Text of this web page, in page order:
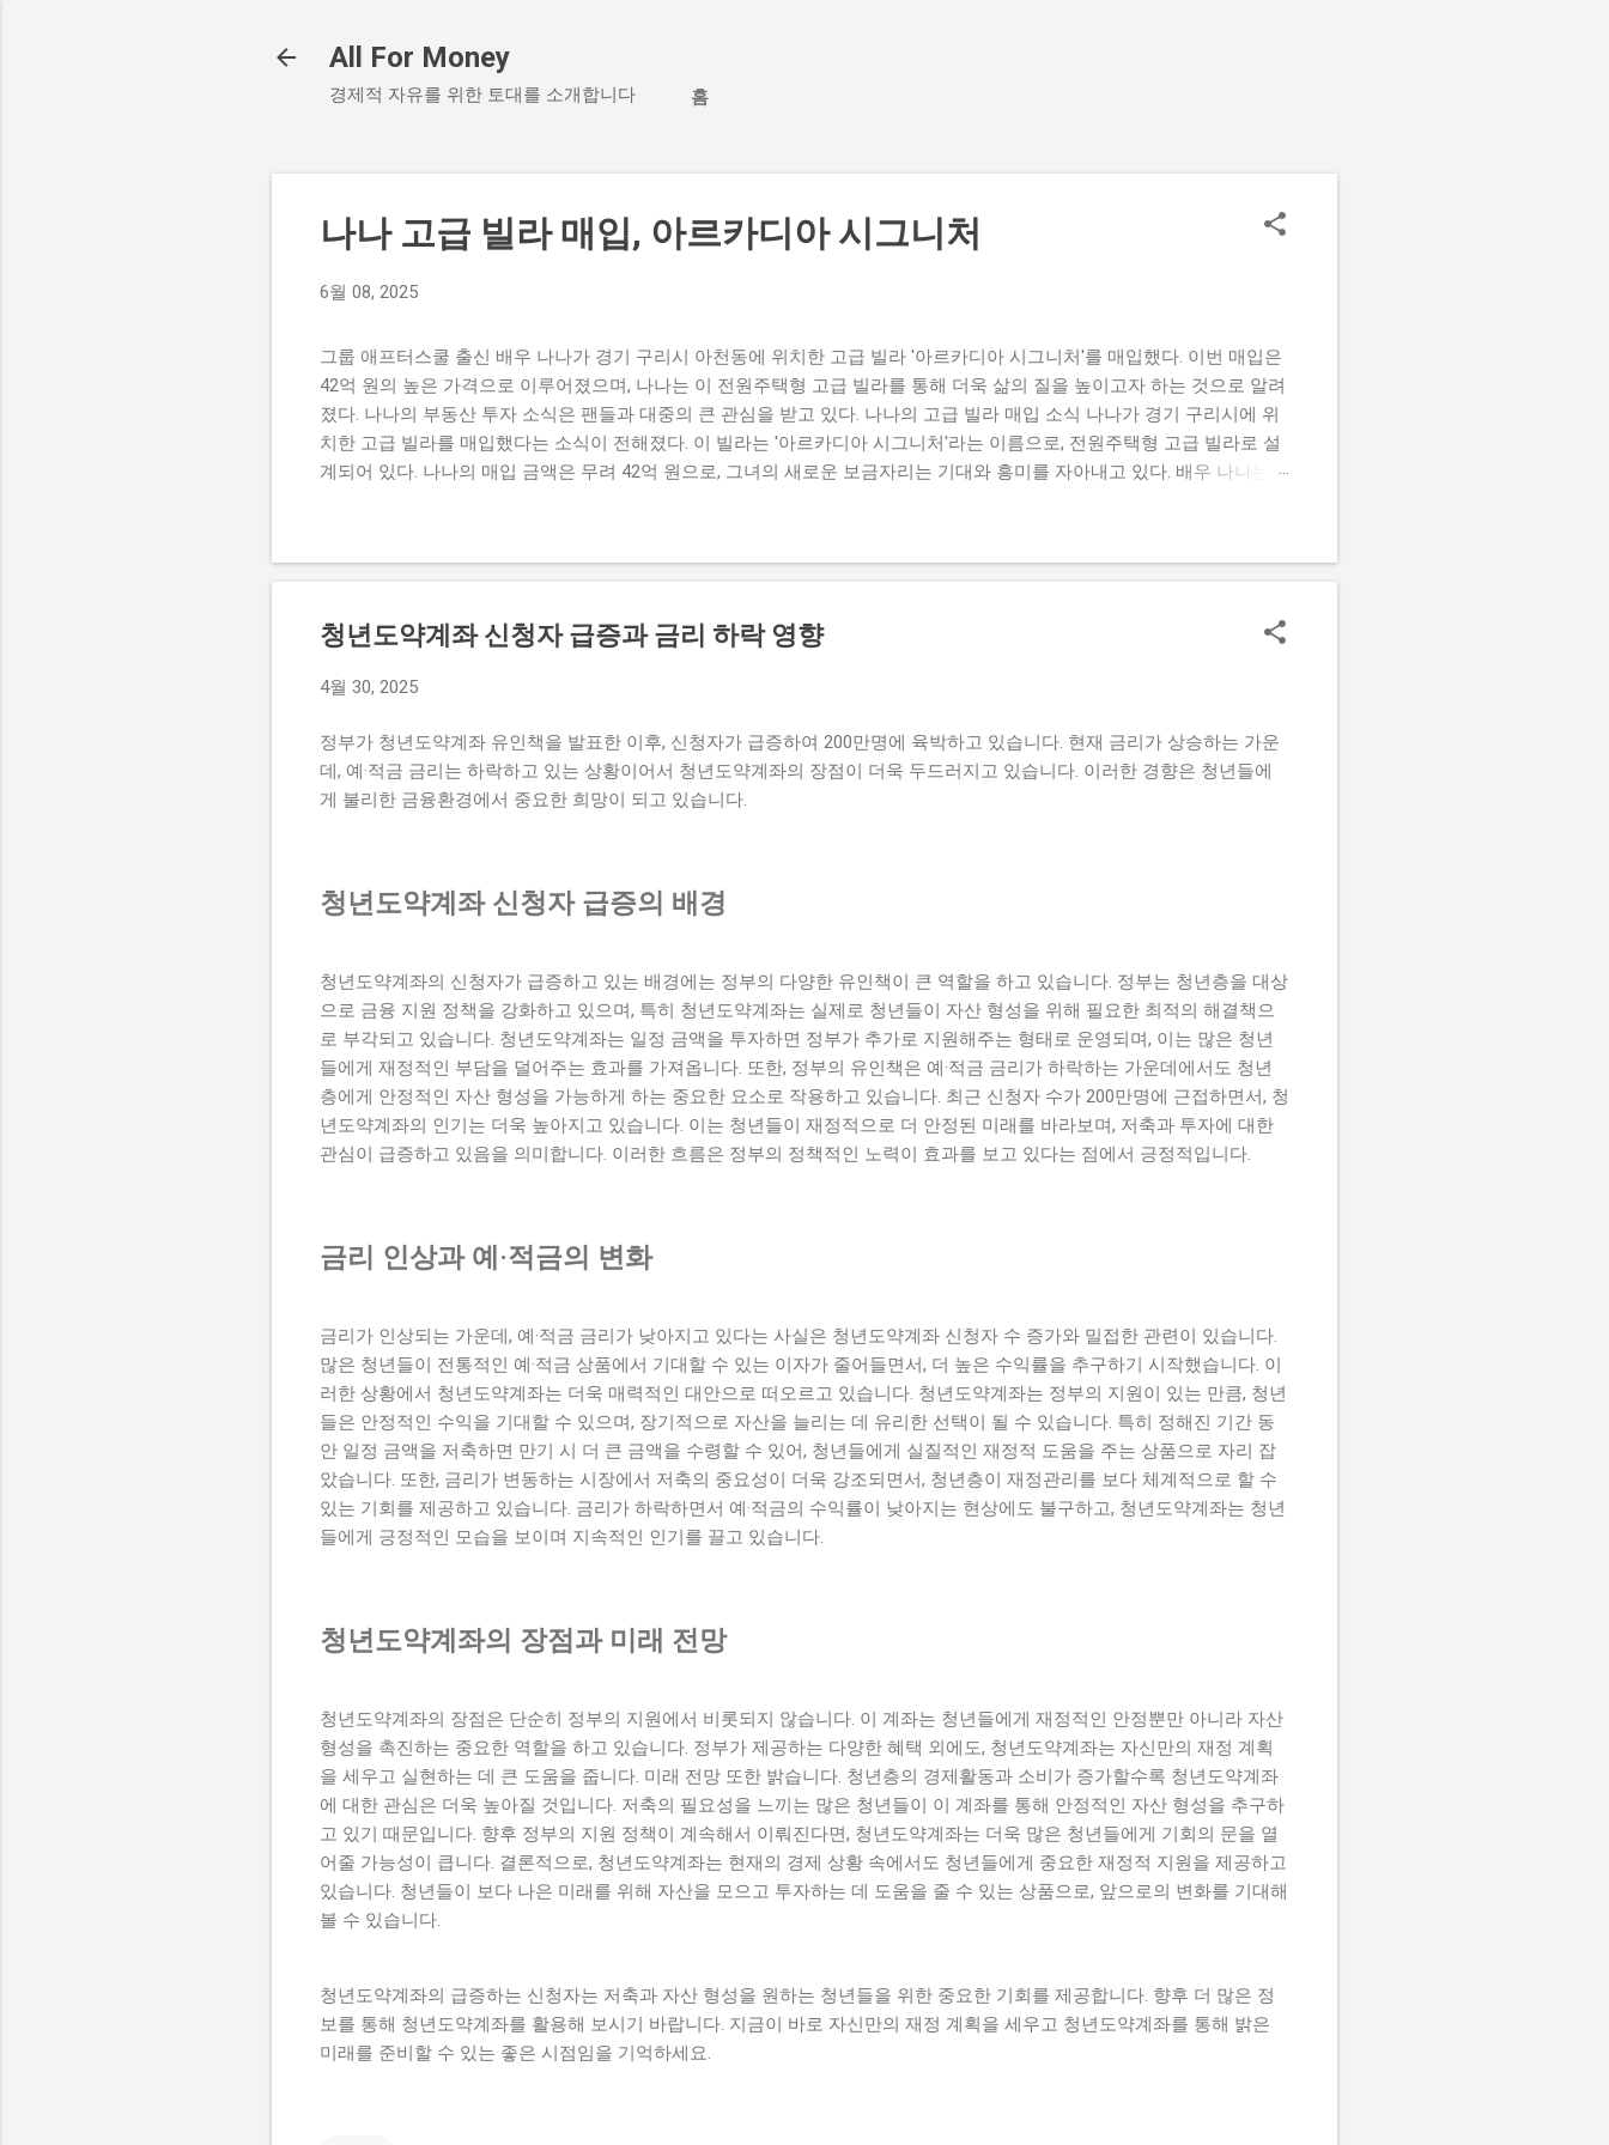
All For Money
경제적 자유를 위한 토대를 소개합니다 홈
나나 고급 빌라 매입, 아르카디아 시그니처
6월 08, 2025
그룹 애프터스쿨 출신 배우 나나가 경기 구리시 아천동에 위치한 고급 빌라 '아르카디아 시그니처'를 매입했다. 이번 매입은
42억 원의 높은 가격으로 이루어졌으며, 나나는 이 전원주택형 고급 빌라를 통해 더욱 삶의 질을 높이고자 하는 것으로 알려
졌다. 나나의 부동산 투자 소식은 팬들과 대중의 큰 관심을 받고 있다. 나나의 고급 빌라 매입 소식 나나가 경기 구리시에 위
치한 고급 빌라를 매입했다는 소식이 전해졌다. 이 빌라는 '아르카디아 시그니처'라는 이름으로, 전원주택형 고급 빌라로 설
계되어 있다. 나나의 매입 금액은 무려 42억 원으로, 그녀의 새로운 보금자리는 기대와 흥미를 자아내고 있다. 배우 나나는
상태에 대한 궁금증을 불러일으키기도 했다. 한편, 나나는 고급 빌라를 매입하면서 앞으로의 계획에 대한 이야기도 전했다.
그녀는 이를 통해 안정된 생활 환경을 원하는 만큼 스스로의 삶을 더욱 풍요롭게 만드는데 중점을 두고 있다고 전했다. 앞으
로 그녀가 어떤 방식으로 고급 빌라에서의 새 삶을 꾸려나갈지 많은 이들이 주목하고 있다. 아르카디아 시그니처의 매력 '아
르카디아 시그니처'는 경기 구리시에 위치한 전원주택형 고급 빌라로, 자연과 조화를 이루는 아름다운 환경 속에 자리잡고
력을 높이고 있다. 특히, 이 빌라는 넓은 공간과 개인적인 프라이버시를 중요시하는 모든 요소를 갖추고 있다. 나나가 선택한
아르카디아 시그니처는 고급스러우면서도 실용적인 면이 결합된 공간으로, 이곳에서의 생활은 그녀에게 편안하고 여유로
운 일상을 제공할 것으로 기대된다. 더불어 ...
청년도약계좌 신청자 급증과 금리 하락 영향
4월 30, 2025
정부가 청년도약계좌 유인책을 발표한 이후, 신청자가 급증하여 200만명에 육박하고 있습니다. 현재 금리가 상승하는 가운
데, 예·적금 금리는 하락하고 있는 상황이어서 청년도약계좌의 장점이 더욱 두드러지고 있습니다. 이러한 경향은 청년들에
게 불리한 금융환경에서 중요한 희망이 되고 있습니다.
청년도약계좌 신청자 급증의 배경
청년도약계좌의 신청자가 급증하고 있는 배경에는 정부의 다양한 유인책이 큰 역할을 하고 있습니다. 정부는 청년층을 대상
으로 금융 지원 정책을 강화하고 있으며, 특히 청년도약계좌는 실제로 청년들이 자산 형성을 위해 필요한 최적의 해결책으
로 부각되고 있습니다. 청년도약계좌는 일정 금액을 투자하면 정부가 추가로 지원해주는 형태로 운영되며, 이는 많은 청년
들에게 재정적인 부담을 덜어주는 효과를 가져옵니다. 또한, 정부의 유인책은 예·적금 금리가 하락하는 가운데에서도 청년
층에게 안정적인 자산 형성을 가능하게 하는 중요한 요소로 작용하고 있습니다. 최근 신청자 수가 200만명에 근접하면서, 청
년도약계좌의 인기는 더욱 높아지고 있습니다. 이는 청년들이 재정적으로 더 안정된 미래를 바라보며, 저축과 투자에 대한
관심이 급증하고 있음을 의미합니다. 이러한 흐름은 정부의 정책적인 노력이 효과를 보고 있다는 점에서 긍정적입니다.
금리 인상과 예·적금의 변화
금리가 인상되는 가운데, 예·적금 금리가 낮아지고 있다는 사실은 청년도약계좌 신청자 수 증가와 밀접한 관련이 있습니다.
많은 청년들이 전통적인 예·적금 상품에서 기대할 수 있는 이자가 줄어들면서, 더 높은 수익률을 추구하기 시작했습니다. 이
러한 상황에서 청년도약계좌는 더욱 매력적인 대안으로 떠오르고 있습니다. 청년도약계좌는 정부의 지원이 있는 만큼, 청년
들은 안정적인 수익을 기대할 수 있으며, 장기적으로 자산을 늘리는 데 유리한 선택이 될 수 있습니다. 특히 정해진 기간 동
안 일정 금액을 저축하면 만기 시 더 큰 금액을 수령할 수 있어, 청년들에게 실질적인 재정적 도움을 주는 상품으로 자리 잡
았습니다. 또한, 금리가 변동하는 시장에서 저축의 중요성이 더욱 강조되면서, 청년층이 재정관리를 보다 체계적으로 할 수
있는 기회를 제공하고 있습니다. 금리가 하락하면서 예·적금의 수익률이 낮아지는 현상에도 불구하고, 청년도약계좌는 청년
들에게 긍정적인 모습을 보이며 지속적인 인기를 끌고 있습니다.
청년도약계좌의 장점과 미래 전망
청년도약계좌의 장점은 단순히 정부의 지원에서 비롯되지 않습니다. 이 계좌는 청년들에게 재정적인 안정뿐만 아니라 자산
형성을 촉진하는 중요한 역할을 하고 있습니다. 정부가 제공하는 다양한 혜택 외에도, 청년도약계좌는 자신만의 재정 계획
을 세우고 실현하는 데 큰 도움을 줍니다. 미래 전망 또한 밝습니다. 청년층의 경제활동과 소비가 증가할수록 청년도약계좌
에 대한 관심은 더욱 높아질 것입니다. 저축의 필요성을 느끼는 많은 청년들이 이 계좌를 통해 안정적인 자산 형성을 추구하
고 있기 때문입니다. 향후 정부의 지원 정책이 계속해서 이뤄진다면, 청년도약계좌는 더욱 많은 청년들에게 기회의 문을 열
어줄 가능성이 큽니다. 결론적으로, 청년도약계좌는 현재의 경제 상황 속에서도 청년들에게 중요한 재정적 지원을 제공하고
있습니다. 청년들이 보다 나은 미래를 위해 자산을 모으고 투자하는 데 도움을 줄 수 있는 상품으로, 앞으로의 변화를 기대해
볼 수 있습니다.
청년도약계좌의 급증하는 신청자는 저축과 자산 형성을 원하는 청년들을 위한 중요한 기회를 제공합니다. 향후 더 많은 정
보를 통해 청년도약계좌를 활용해 보시기 바랍니다. 지금이 바로 자신만의 재정 계획을 세우고 청년도약계좌를 통해 밝은
미래를 준비할 수 있는 좋은 시점임을 기억하세요.